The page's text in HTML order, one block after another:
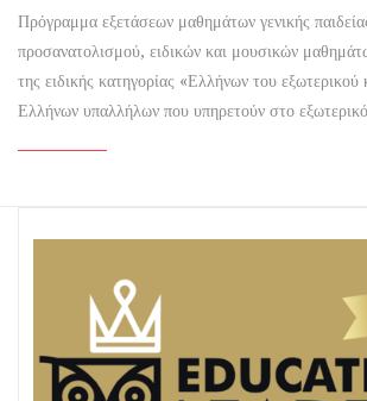
Πρόγραμμα εξετάσεων μαθημάτων γενικής
προσανατολισμού, ειδικών και μουσικών
της ειδικής κατηγορίας «Ελλήνων του εξωτερικού
Ελλήνων υπαλλήλων που υπηρετούν στο